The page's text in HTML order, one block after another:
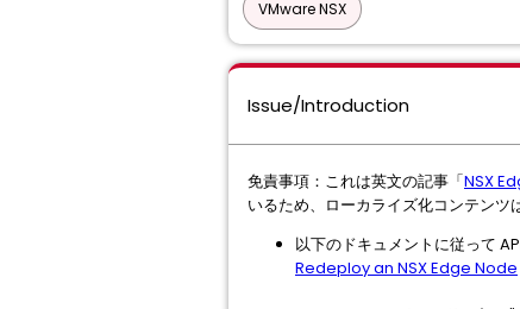
VMware NSX
Issue/Introduction
免責事項：これは英文の記事「NSX
いるため、ローカライズ化コンテンツ
以下のドキュメントに従って
Redeploy an NSX Edge Node